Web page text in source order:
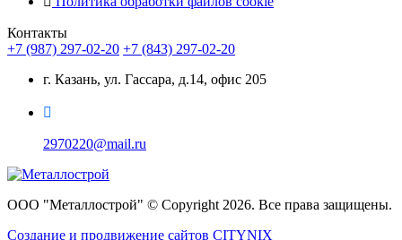
Контакты
+7 (987) 297-02-20 +7 (843) 297-02-20
г. Казань, ул. Гассара, д.14, офис 205
2970220@mail.ru
ООО "Металлострой" © Copyright 2026. Все права защищены.
Создание и продвижение сайтов CITYNIX